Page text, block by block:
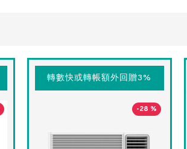
轉數快或轉帳額外回贈3%
-28 %